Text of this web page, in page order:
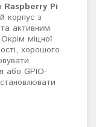
Pi
корпус з
активним
міцної
хорошого
або GPIO-